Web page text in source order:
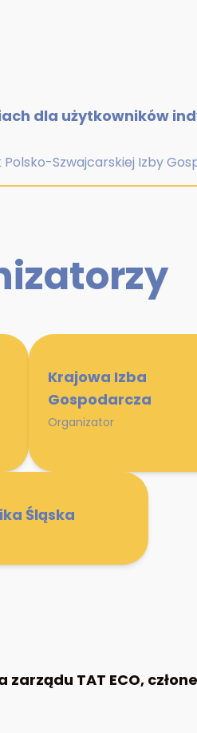
dla użytkowników
Polsko-Szwajcarskiej Izby
Krajowa Izba
Gospodarcza
Organizator
Śląska
TAT ECO,